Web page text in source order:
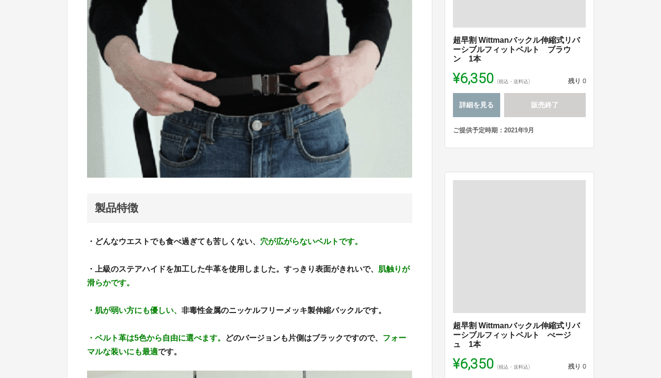
製品特徴
・どんなウエストでも食べ過ぎても苦しくない、 穴が広がらないベルトです。
・上級のステアハイドを加工した牛革を使用しました。すっきり表面がきれいで、 肌触りが
滑らかです。
・肌が弱い方にも優しい、 非毒性金属のニッケルフリーメッキ製伸縮バックルです。
・ベルト革は5色から自由に選べます。 どのバージョンも片側はブラックですので、 フォー
マルな装いにも最適です。
超早割 Wittmanバックル伸縮式リバ
ーシブルフィットベルト ブラウ
ン 1本
¥6,350 (税込・送料込) 残り 0
詳細を見る 販売終了
ご提供予定時期：2021年9月
超早割 Wittmanバックル伸縮式リバ
ーシブルフィットベルト べージ
ュ 1本
¥6,350 (税込・送料込) 残り 0